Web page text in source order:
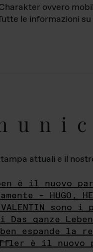
ovvero
le informazioni
attuali e il
è il nuovo
– HUGO,
VALENTIN
di Das ganze
espande
è il nuovo